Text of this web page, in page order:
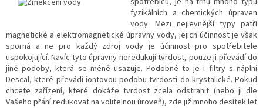
fyzikálních a chemických úpraven
vody. Mezi nejlevnější typy patří
magnetické a elektromagnetické úpravny vody, jejich účinnost je však
sporná a ne pro každý zdroj vody je účinnost pro spotřebitele
uspokojující. Navíc tyto úpravny neredukují tvrdost, pouze ji převádí do
jiné podoby, která se méně usazuje. Podobné to je i filtry s náplní
Descal, které převádí iontovou podobu tvrdosti do krystalické. Pokud
chcete zařízení, které dokáže tvrdost zcela odstranit (nebo ji dle
Vašeho přání redukovat na volitelnou úroveň), zde již mnoho desítek let